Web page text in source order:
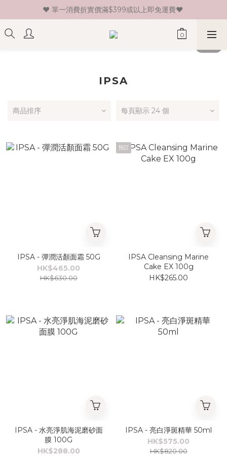
♥ 新會員登記即送HK$30 現金卷♥
♥ 單一消費折實價滿$399或以上即免運費♥
♥ 新會員登記即送HK$30 現金卷♥
IPSA
商品排序 每頁顯示 24 個
IPSA - 彈潤活顏面霜 50G
HK$465.00
HK$630.00
預訂
IPSA Cleansing Marine
Cake EX 100g
HK$265.00
IPSA - 水亮淨肌海泥磨砂面
膜 100G
HK$288.00
IPSA - 亮白淨斑精華​ 50ml
HK$575.00
HK$820.00